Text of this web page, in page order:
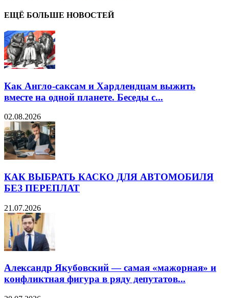
ЕЩЁ БОЛЬШЕ НОВОСТЕЙ
Как Англо-саксам и Хардлендцам выжить
вместе на одной планете. Беседы с...
02.08.2026
КАК ВЫБРАТЬ КАСКО ДЛЯ АВТОМОБИЛЯ
БЕЗ ПЕРЕПЛАТ
21.07.2026
Александр Якубовский — самая «мажорная» и
конфликтная фигура в ряду депутатов...